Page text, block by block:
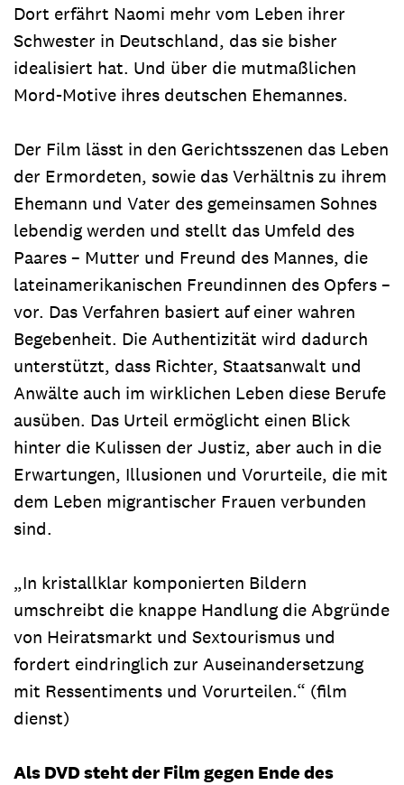
Dort erfährt Naomi mehr vom Leben ihrer
Schwester in Deutschland, das sie bisher
idealisiert hat. Und über die mutmaßlichen
Mord-Motive ihres deutschen Ehemannes.
Der Film lässt in den Gerichtsszenen das Leben
der Ermordeten, sowie das Verhältnis zu ihrem
Ehemann und Vater des gemeinsamen Sohnes
lebendig werden und stellt das Umfeld des
Paares – Mutter und Freund des Mannes, die
lateinamerikanischen Freundinnen des Opfers –
vor. Das Verfahren basiert auf einer wahren
Begebenheit. Die Authentizität wird dadurch
unterstützt, dass Richter, Staatsanwalt und
Anwälte auch im wirklichen Leben diese Berufe
ausüben. Das Urteil ermöglicht einen Blick
hinter die Kulissen der Justiz, aber auch in die
Erwartungen, Illusionen und Vorurteile, die mit
dem Leben migrantischer Frauen verbunden
sind.
„In kristallklar komponierten Bildern
umschreibt die knappe Handlung die Abgründe
von Heiratsmarkt und Sextourismus und
fordert eindringlich zur Auseinandersetzung
mit Ressentiments und Vorurteilen.“ (film
dienst)
Als DVD steht der Film gegen Ende des